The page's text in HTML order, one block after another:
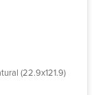
(22.9x121.9)